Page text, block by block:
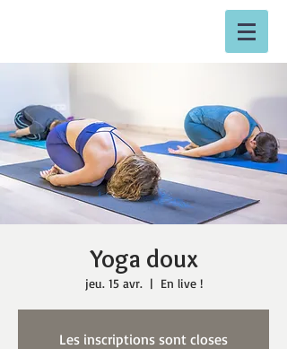
Yoga doux
jeu. 15 avr.
  |
En live !
Les inscriptions sont closes